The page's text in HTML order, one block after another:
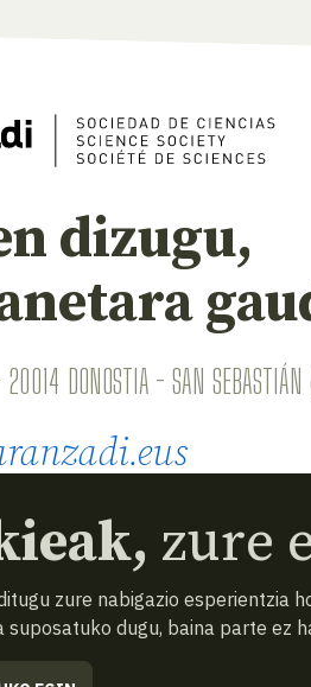
dizugu,
DONOSTIA - SAN SEBASTIÁN
— Zientzia elkartea
zure
zure nabigazio esperientzia
suposatuko dugu, baina parte ez